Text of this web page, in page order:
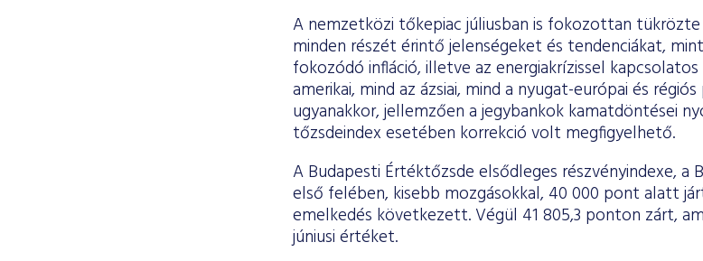
A nemzetközi tőkepiac júliusban is fokozottan tükrözte
minden részét érintő jelenségeket és tendenciákat,
fokozódó infláció, illetve az energiakrízissel
amerikai, mind az ázsiai, mind a nyugat-európai és
ugyanakkor, jellemzően a jegybankok kamatdöntései
tőzsdeindex esetében korrekció volt megfigyelhető.
A Budapesti Értéktőzsde elsődleges részvényindexe, a
első felében, kisebb mozgásokkal, 40 000 pont alatt
emelkedés következett. Végül 41 805,3 ponton zárt,
júniusi értéket.